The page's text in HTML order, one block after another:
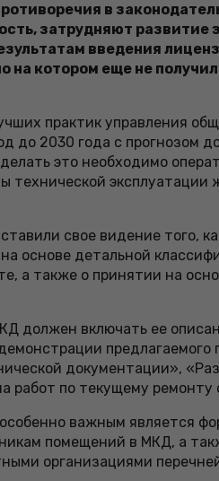
в
затрудняют
введения
котором еще не
практик управления
2030 года с прогнозом
это необходимо
свое видение
основе детальной
а также о принятии на
должен включать ее
документации»,
работ по текущему
важным является
помещений в МКД, а
организациями